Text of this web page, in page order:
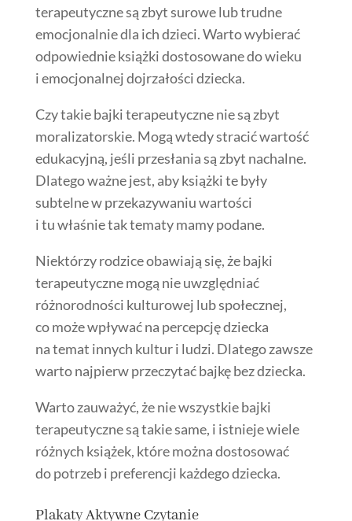
terapeutyczne są zbyt surowe lub trudne
emocjonalnie dla ich dzieci. Warto wybierać
odpowiednie książki dostosowane do wieku
i emocjonalnej dojrzałości dziecka.
Czy takie bajki terapeutyczne nie są zbyt
moralizatorskie. Mogą wtedy stracić wartość
edukacyjną, jeśli przesłania są zbyt nachalne.
Dlatego ważne jest, aby książki te były
subtelne w przekazywaniu wartości
i tu właśnie tak tematy mamy podane.
Niektórzy rodzice obawiają się, że bajki
terapeutyczne mogą nie uwzględniać
różnorodności kulturowej lub społecznej,
co może wpływać na percepcję dziecka
na temat innych kultur i ludzi. Dlatego zawsze
warto najpierw przeczytać bajkę bez dziecka.
Warto zauważyć, że nie wszystkie bajki
terapeutyczne są takie same, i istnieje wiele
różnych książek, które można dostosować
do potrzeb i preferencji każdego dziecka.
Plakaty Aktywne Czytanie